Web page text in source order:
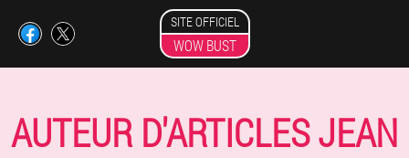
SITE OFFICIEL
WOW BUST
AUTEUR D'ARTICLES JEAN